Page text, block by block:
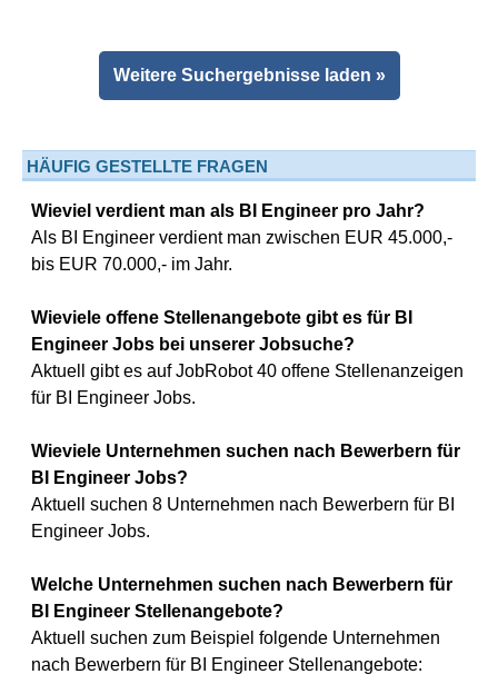
Weitere Suchergebnisse laden »
HÄUFIG GESTELLTE FRAGEN
Wieviel verdient man als BI Engineer pro Jahr?
Als BI Engineer verdient man zwischen EUR 45.000,-
bis EUR 70.000,- im Jahr.
Wieviele offene Stellenangebote gibt es für BI
Engineer Jobs bei unserer Jobsuche?
Aktuell gibt es auf JobRobot 40 offene Stellenanzeigen
für BI Engineer Jobs.
Wieviele Unternehmen suchen nach Bewerbern für
BI Engineer Jobs?
Aktuell suchen 8 Unternehmen nach Bewerbern für BI
Engineer Jobs.
Welche Unternehmen suchen nach Bewerbern für
BI Engineer Stellenangebote?
Aktuell suchen zum Beispiel folgende Unternehmen
nach Bewerbern für BI Engineer Stellenangebote: